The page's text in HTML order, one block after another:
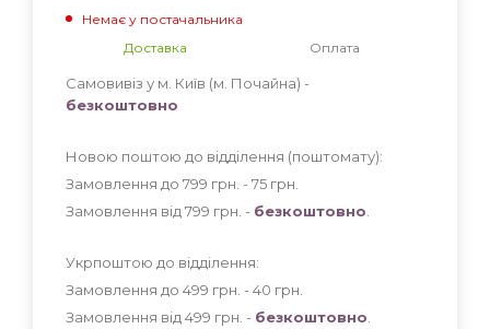
Немає у постачальника
Доставка
Оплата
Самовивіз у м. Київ (м. Почайна) -
безкоштовно
Новою поштою до відділення (поштомату):
Замовлення до 799 грн. - 75 грн
Замовлення від 799 грн. - безкоштовно
Укрпоштою до відділення:
Замовлення до 499 грн. - 40 грн
Замовлення від 499 грн. - безкоштовно